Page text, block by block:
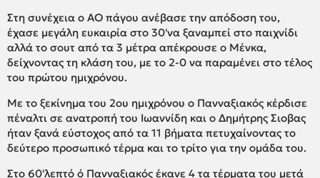
Στη συνέχεια ο ΑΟ πάγου ανέβασε την απόδοση του,
έχασε μεγάλη ευκαιρία στο 30'να ξαναμπεί στο παιχνίδι
αλλά το σουτ από τα 3 μέτρα απέκρουσε ο Μένκα,
δείχνοντας τη κλάση του, με το 2-0 να παραμένει στο τέλος
του πρώτου ημιχρόνου.
Με το ξεκίνημα του 2ου ημιχρόνου ο Πανναξιακός κέρδισε
πέναλτι σε ανατροπή του Ιωαννίδη και ο Δημήτρης Σιοβας
ήταν ξανά εύστοχος από τα 11 βήματα πετυχαίνοντας το
δεύτερο προσωπικό τέρμα και το τρίτο για την ομάδα του.
Στο 60'λεπτό ό Πανναξιακός έκανε 4 τα τέρματα του μετά